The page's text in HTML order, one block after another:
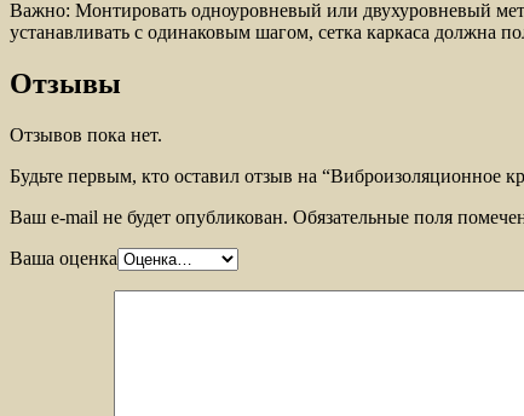
Важно: Монтировать одноуровневый или двухуровневый
устанавливать с одинаковым шагом, сетка каркаса должна
Отзывы
Отзывов пока нет.
Будьте первым, кто оставил отзыв на “Виброизоляционное
Ваш e-mail не будет опубликован. Обязательные поля
Ваша оценка